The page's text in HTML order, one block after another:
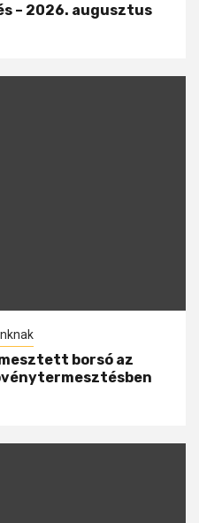
– 2026. augusztus
borsó az